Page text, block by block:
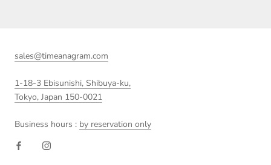
sales@timeanagram.com
1-18-3 Ebisunishi, Shibuya-ku,
Tokyo, Japan 150-0021
Business hours : by reservation only